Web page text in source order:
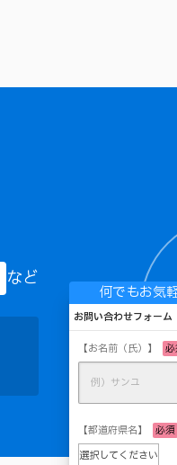
など
お問い合わせフォーム
【お名前（氏）】
【都道府県名】 必須